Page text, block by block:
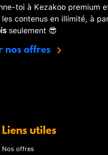
toi à Kezakoo premium
contenus en illimité, à
seulement 😎
nos offres
Liens utiles
Nos offres